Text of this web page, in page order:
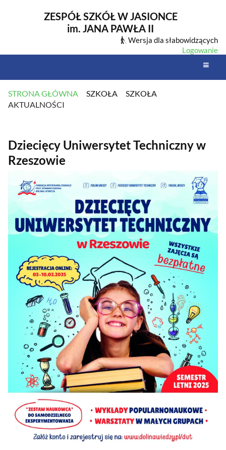
ZESPÓŁ SZKÓŁ W JASIONCE
im. JANA PAWŁA II
Wersja dla słabowidzących
Logowanie
STRONA GŁÓWNA SZKOŁA
SZKOŁA
AKTUALNOŚCI
Dziecięcy Uniwersytet Techniczny w
Rzeszowie